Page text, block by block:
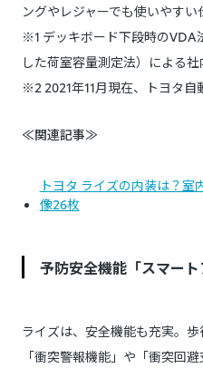
ングやレジャーでも使いやすい
※1 デッキボード下段時のVDA
した荷室容量測定法）による
※2 2021年11月現在、トヨタ自
≪関連記事≫
トヨタ ライズの内装は？
像26枚
予防安全機能「スマー
ライズは、安全機能も充実。
「衝突警報機能」や「衝突回